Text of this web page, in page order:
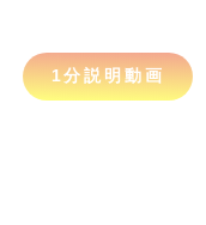
1分説明動画